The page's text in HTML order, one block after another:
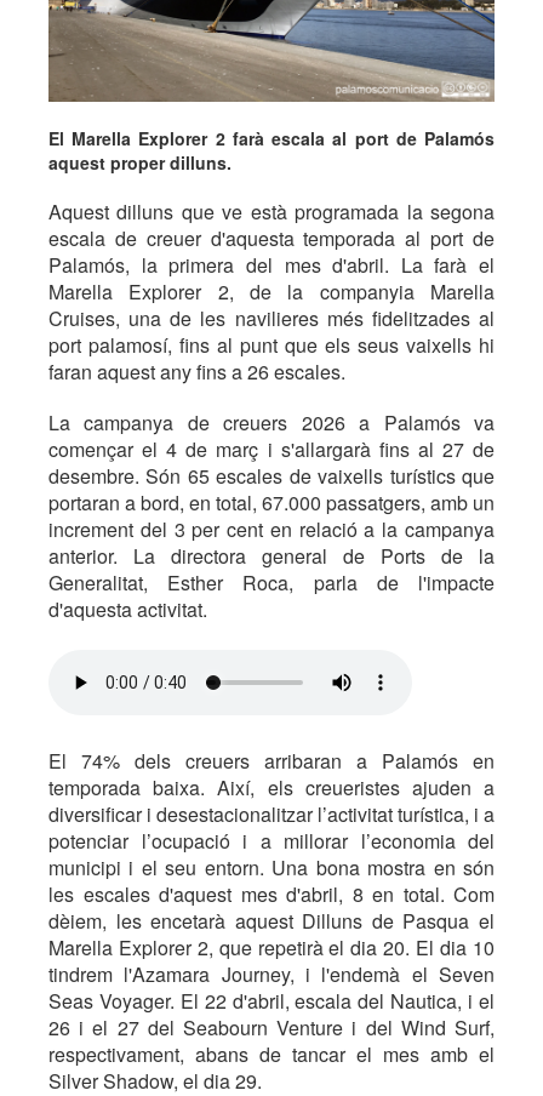
El Marella Explorer 2 farà escala al port de Palamós
aquest proper dilluns.
Aquest dilluns que ve està programada la segona
escala de creuer d'aquesta temporada al port de
Palamós, la primera del mes d'abril. La farà el
Marella Explorer 2, de la companyia Marella
Cruises, una de les navilieres més fidelitzades al
port palamosí, fins al punt que els seus vaixells hi
faran aquest any fins a 26 escales.
La campanya de creuers 2026 a Palamós va
començar el 4 de març i s'allargarà fins al 27 de
desembre. Són 65 escales de vaixells turístics que
portaran a bord, en total, 67.000 passatgers, amb un
increment del 3 per cent en relació a la campanya
anterior. La directora general de Ports de la
Generalitat, Esther Roca, parla de l'impacte
d'aquesta activitat.
El 74% dels creuers arribaran a Palamós en
temporada baixa. Així, els creueristes ajuden a
diversificar i desestacionalitzar l’activitat turística, i a
potenciar l’ocupació i a millorar l’economia del
municipi i el seu entorn. Una bona mostra en són
les escales d'aquest mes d'abril, 8 en total. Com
dèiem, les encetarà aquest Dilluns de Pasqua el
Marella Explorer 2, que repetirà el dia 20. El dia 10
tindrem l'Azamara Journey, i l'endemà el Seven
Seas Voyager. El 22 d'abril, escala del Nautica, i el
26 i el 27 del Seabourn Venture i del Wind Surf,
respectivament, abans de tancar el mes amb el
Silver Shadow, el dia 29.